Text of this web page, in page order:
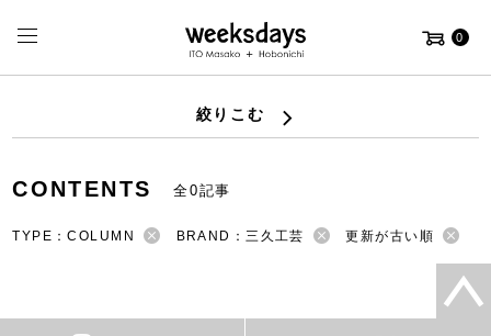
0
絞りこむ
CONTENTS 全0記事
TYPE：COLUMN BRAND：三久工芸 更新が古い順